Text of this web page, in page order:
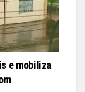
e mobiliza